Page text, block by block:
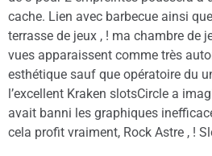
cache. Lien avec barbecue ainsi
terrasse de jeux , ! ma chambre de
vues apparaissent comme très
esthétique sauf que opératoire du
l’excellent Kraken slotsCircle a
avait banni les graphiques
cela profit vraiment, Rock Astre , !